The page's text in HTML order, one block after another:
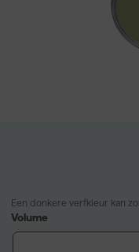
Een donkere verfkleur kan
Volume